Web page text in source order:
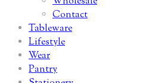
Contact
Tableware
Lifestyle
Wear
Pantry